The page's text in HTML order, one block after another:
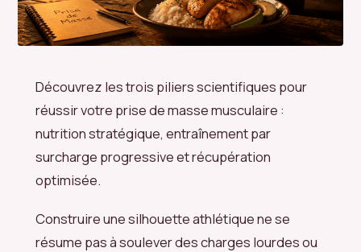
Découvrez les trois piliers scientifiques pour
réussir votre prise de masse musculaire :
nutrition stratégique, entraînement par
surcharge progressive et récupération
optimisée.
Construire une silhouette athlétique ne se
résume pas à soulever des charges lourdes ou